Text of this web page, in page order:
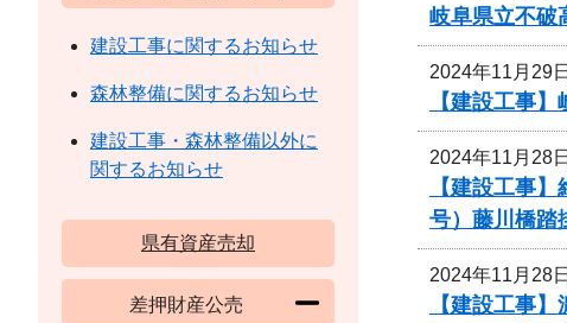
岐阜県立不破
2024年11月29
【建設工事
2024年11月28
【建設工事
号）藤川橋踏
2024年11月28
【建設工事
建設工事に関するお知らせ
森林整備に関するお知らせ
建設工事・森林整備以外に
関するお知らせ
県有資産売却
差押財産公売